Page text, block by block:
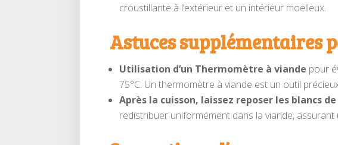
croustillante à l’extérieur et un intérieur moelleux.
Astuces supplémentaires
Utilisation d’un Thermomètre à viande pour
75°C. Un thermomètre à viande est un outil
Après la cuisson, laissez reposer les blancs
redistribuer uniformément dans la viande,